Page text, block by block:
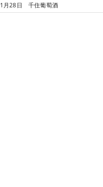
1月28日 千住葡萄酒